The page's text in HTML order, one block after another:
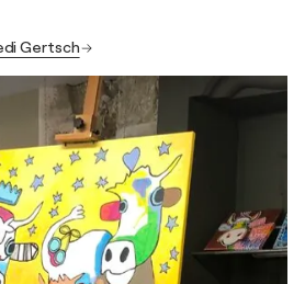
Gertsch